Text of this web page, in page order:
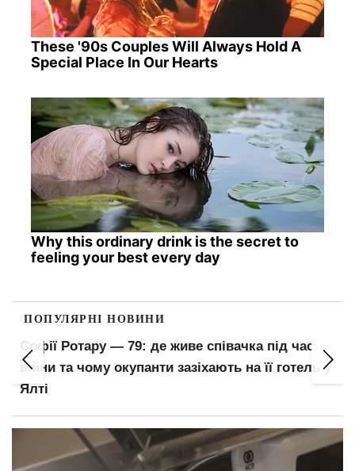
These '90s Couples Will Always Hold A
Special Place In Our Hearts
Why this ordinary drink is the secret to
feeling your best every day
ПОПУЛЯРНІ НОВИНИ
Нова черговість мобілізації: кого пропонують
викликати до війська першими